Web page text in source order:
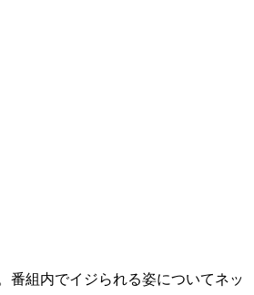
番組内でイジられる姿についてネッ